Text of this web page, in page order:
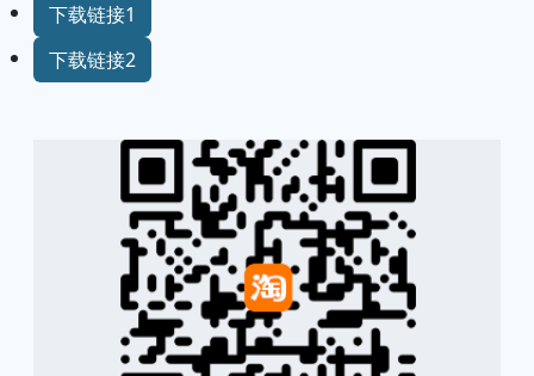
下载链接1
下载链接2